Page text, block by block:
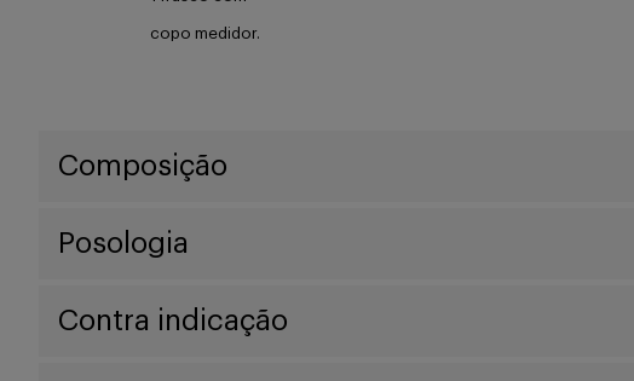
copo medidor.
Composição
Posologia
Contra indicação